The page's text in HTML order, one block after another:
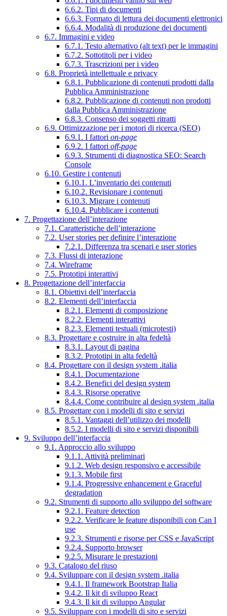
6.6.2. Tipi di documenti
6.6.3. Formato di lettura dei documenti elettronici
6.6.4. Modalità di produzione dei documenti
6.7. Immagini e video
6.7.1. Testo alternativo (alt text) per le immagini
6.7.2. Sottotitoli per i video
6.7.3. Trascrizioni per i video
6.8. Proprietà intellettuale e privacy
6.8.1. Pubblicazione di contenuti prodotti dalla
Pubblica Amministrazione
6.8.2. Pubblicazione di contenuti non prodotti
dalla Pubblica Amministrazione
6.8.3. Consenso dei soggetti ritratti
6.9. Ottimizzazione per i motori di ricerca (SEO)
6.9.1. I fattori on-page
6.9.2. I fattori off-page
6.9.3. Strumenti di diagnostica SEO: Search
Console
6.10. Gestire i contenuti
6.10.1. L’inventario dei contenuti
6.10.2. Revisionare i contenuti
6.10.3. Migrare i contenuti
6.10.4. Pubblicare i contenuti
7. Progettazione dell’interazione
7.1. Caratteristiche dell’interazione
7.2. User stories per definire l’interazione
7.2.1. Differenza tra scenari e user stories
7.3. Flussi di interazione
7.4. Wireframe
7.5. Prototipi interattivi
8. Progettazione dell’interfaccia
8.1. Obiettivi dell’interfaccia
8.2. Elementi dell’interfaccia
8.2.1. Elementi di composizione
8.2.2. Elementi interattivi
8.2.3. Elementi testuali (microtesti)
8.3. Progettare e costruire in alta fedeltà
8.3.1. Layout di pagina
8.3.2. Prototipi in alta fedeltà
8.4. Progettare con il design system .italia
8.4.1. Documentazione
8.4.2. Benefici del design system
8.4.3. Risorse operative
8.4.4. Come contribuire al design system .italia
8.5. Progettare con i modelli di sito e servizi
8.5.1. Vantaggi dell’utilizzo dei modelli
8.5.2. I modelli di sito e servizi disponibili
9. Sviluppo dell’interfaccia
9.1. Approccio allo sviluppo
9.1.1. Attività preliminari
9.1.2. Web design responsivo e accessibile
9.1.3. Mobile first
9.1.4. Progressive enhancement e Graceful
degradation
9.2. Strumenti di supporto allo sviluppo del software
9.2.1. Feature detection
9.2.2. Verificare le feature disponibili con Can I
use
9.2.3. Strumenti e risorse per CSS e JavaScript
9.2.4. Supporto browser
9.2.5. Misurare le prestazioni
9.3. Catalogo del riuso
9.4. Sviluppare con il design system .italia
9.4.1. Il framework Bootstrap Italia
9.4.2. Il kit di sviluppo React
9.4.3. Il kit di sviluppo Angular
9.5. Sviluppare con i modelli di sito e servizi